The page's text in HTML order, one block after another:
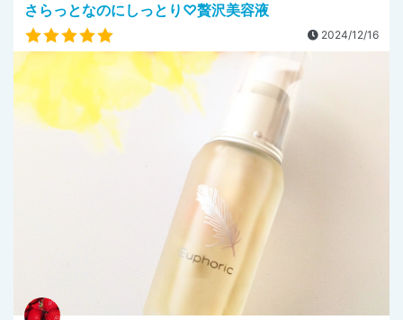
さらっとなのにしっとり♡贅沢美容液
2024/12/16